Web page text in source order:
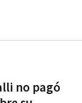
no pagó